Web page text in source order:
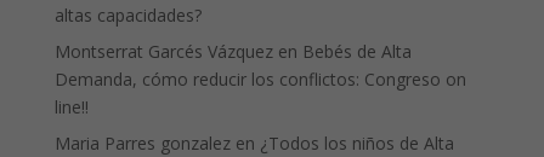
altas capacidades?
Montserrat Garcés Vázquezen Bebés de Alta
Demanda, cómo reducir los conflictos: Congreso on
line!!
Maria Parres gonzalezen ¿Todos los niños de Alta